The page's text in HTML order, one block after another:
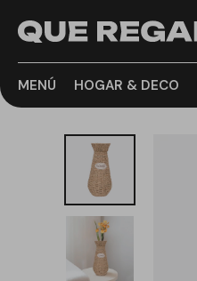
MENÚ HOGAR & DECO